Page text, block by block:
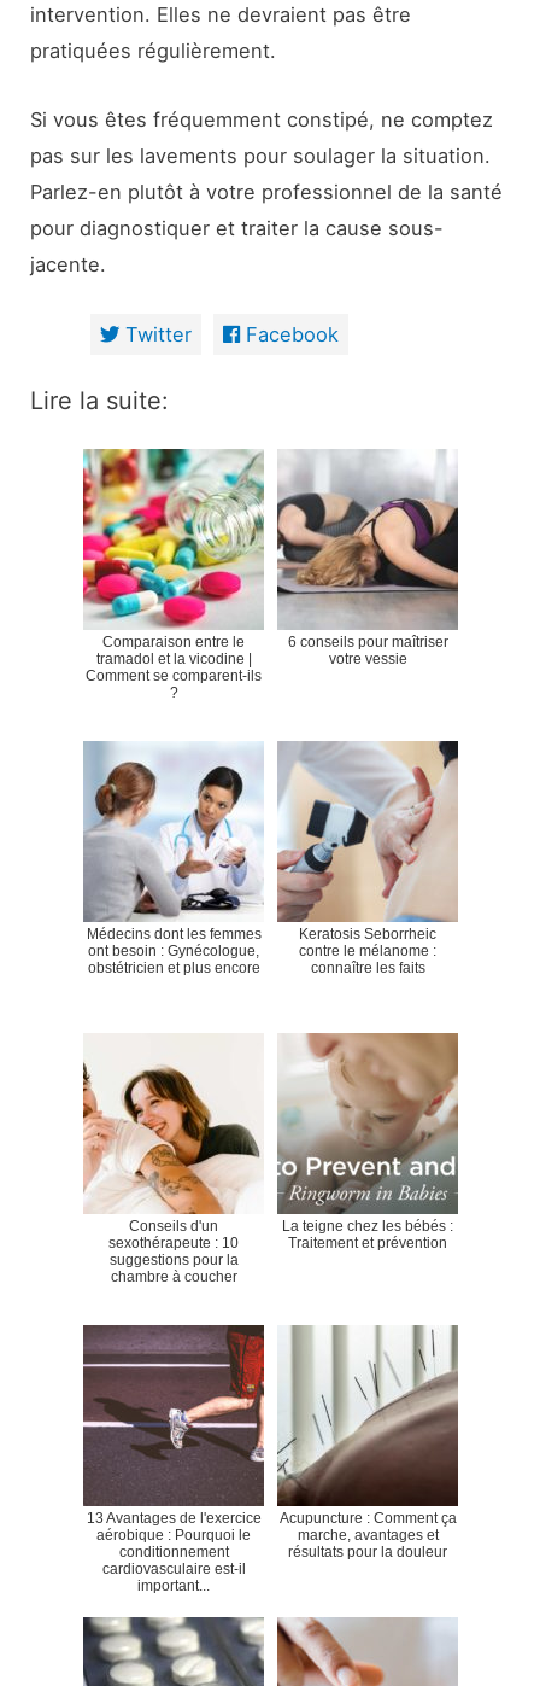
intervention. Elles ne devraient pas être
pratiquées régulièrement.
Si vous êtes fréquemment constipé, ne comptez
pas sur les lavements pour soulager la situation.
Parlez-en plutôt à votre professionnel de la santé
pour diagnostiquer et traiter la cause sous-
jacente.
Twitter Facebook
Lire la suite:
Comparaison entre le
tramadol et la vicodine |
Comment se comparent-ils
?
6 conseils pour maîtriser
votre vessie
Médecins dont les femmes
ont besoin : Gynécologue,
obstétricien et plus encore
Keratosis Seborrheic
contre le mélanome :
connaître les faits
Conseils d'un
sexothérapeute : 10
suggestions pour la
chambre à coucher
La teigne chez les bébés :
Traitement et prévention
13 Avantages de l'exercice
aérobique : Pourquoi le
conditionnement
cardiovasculaire est-il
important...
Acupuncture : Comment ça
marche, avantages et
résultats pour la douleur